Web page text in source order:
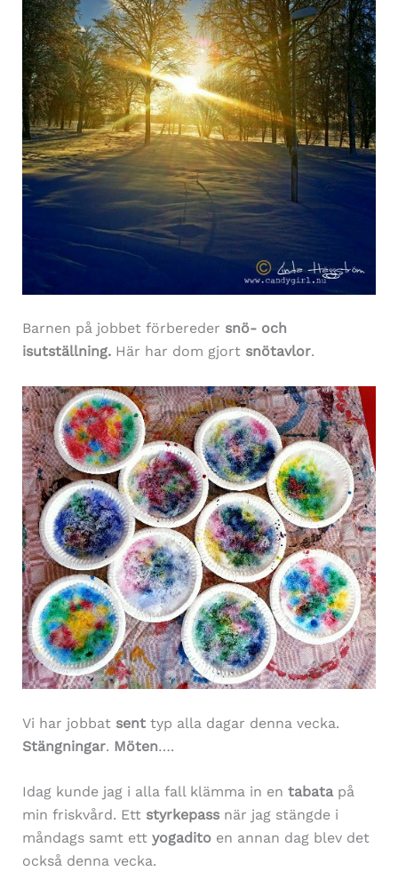
Barnen på jobbet förbereder snö- och
isutställning.Här har dom gjort snötavlor.
Vi har jobbat senttyp alla dagar denna vecka.
Stängningar. Möten….
Idag kunde jag i alla fall klämma in en tabatapå
min friskvård. Ett styrkepassnär jag stängde i
måndags samt ett yogaditoen annan dag blev det
också denna vecka.